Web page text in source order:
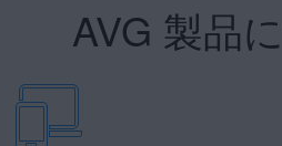
AVG 製品